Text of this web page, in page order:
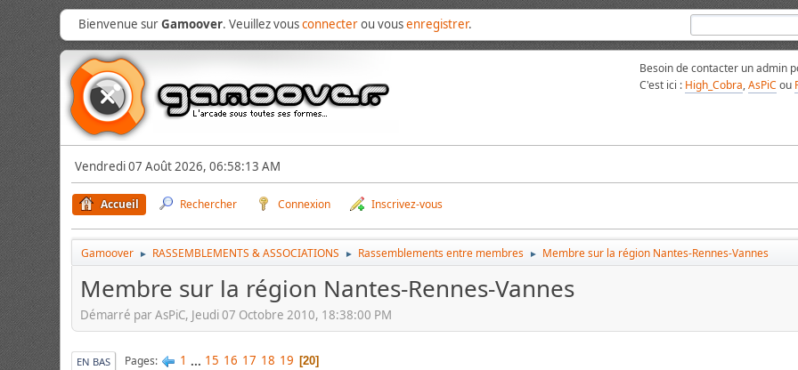
Bienvenue surGamoover. Veuillez vousconnecterou vousenregistrer.
Besoin de contacter un admin
C'est ici : High_Cobra,AsPiC ou
Vendredi 07 Août 2026, 06:58:13 AM
Accueil Rechercher Connexion Inscrivez-vous
Gamoover ► RASSEMBLEMENTS & ASSOCIATIONS ► Rassemblements entre membres ► Membre sur la région Nantes-Rennes-Vannes
Membre sur la région Nantes-Rennes-Vannes
Démarré par AsPiC, Jeudi 07 Octobre 2010, 18:38:00 PM
EN BAS Pages 1 ... 15 16 17 18 19 20